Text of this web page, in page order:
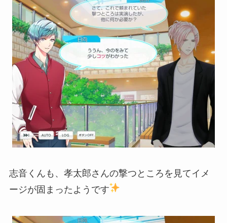
志音くんも、孝太郎さんの撃つところを見てイメ
ージが固まったようです